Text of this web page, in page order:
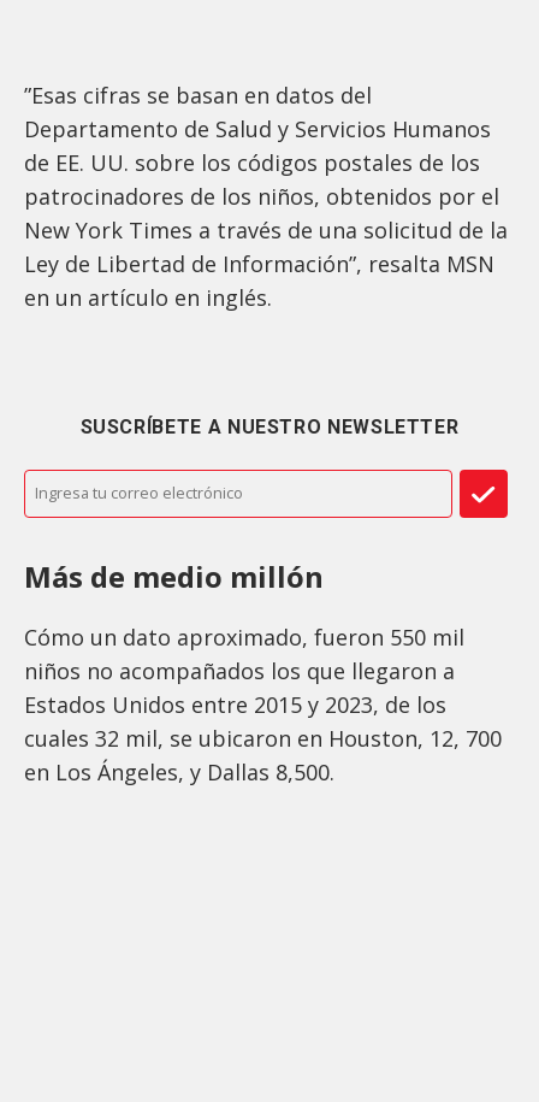
”Esas cifras se basan en datos del
Departamento de Salud y Servicios Humanos
de EE. UU. sobre los códigos postales de los
patrocinadores de los niños, obtenidos por el
New York Times a través de una solicitud de la
Ley de Libertad de Información”, resalta MSN
en un artículo en inglés.
SUSCRÍBETE A NUESTRO NEWSLETTER
Más de medio millón
Cómo un dato aproximado, fueron 550 mil
niños no acompañados los que llegaron a
Estados Unidos entre 2015 y 2023, de los
cuales 32 mil, se ubicaron en Houston, 12, 700
en Los Ángeles, y Dallas 8,500.